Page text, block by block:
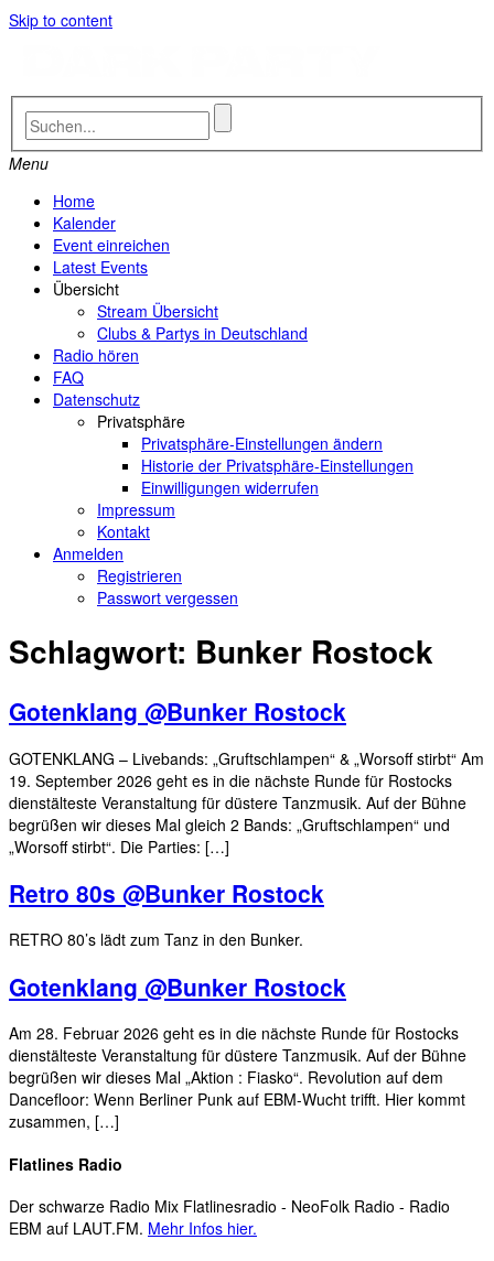
Skip to content
Menu
Home
Kalender
Event einreichen
Latest Events
Übersicht
Stream Übersicht
Clubs & Partys in Deutschland
Radio hören
FAQ
Datenschutz
Privatsphäre
Privatsphäre-Einstellungen ändern
Historie der Privatsphäre-Einstellungen
Einwilligungen widerrufen
Impressum
Kontakt
Anmelden
Registrieren
Passwort vergessen
Schlagwort: Bunker Rostock
Gotenklang @Bunker Rostock
GOTENKLANG – Livebands: „Gruftschlampen“ & „Worsoff stirbt“ Am
19. September 2026 geht es in die nächste Runde für Rostocks
dienstälteste Veranstaltung für düstere Tanzmusik. Auf der Bühne
begrüßen wir dieses Mal gleich 2 Bands: „Gruftschlampen“ und
„Worsoff stirbt“. Die Parties: […]
Retro 80s @Bunker Rostock
RETRO 80’s lädt zum Tanz in den Bunker.
Gotenklang @Bunker Rostock
Am 28. Februar 2026 geht es in die nächste Runde für Rostocks
dienstälteste Veranstaltung für düstere Tanzmusik. Auf der Bühne
begrüßen wir dieses Mal „Aktion : Fiasko“. Revolution auf dem
Dancefloor: Wenn Berliner Punk auf EBM-Wucht trifft. Hier kommt
zusammen, […]
Flatlines Radio
Der schwarze Radio Mix Flatlinesradio - NeoFolk Radio - Radio
EBM auf LAUT.FM. Mehr Infos hier.